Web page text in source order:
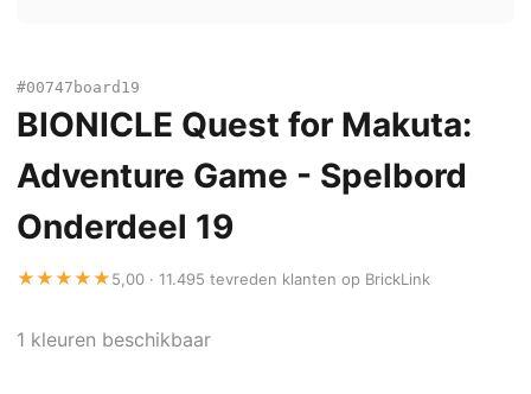
#00747board19
BIONICLE Quest for Makuta:
Adventure Game - Spelbord
Onderdeel 19
★★★★★5,00 · 11.495 tevreden klanten op BrickLink
1 kleuren beschikbaar